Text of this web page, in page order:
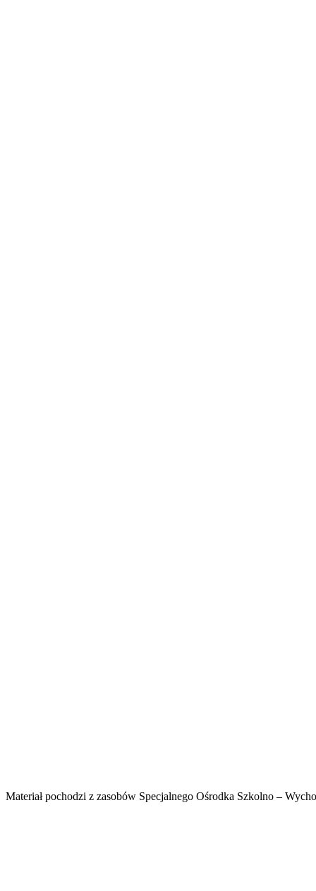
Materiał pochodzi z zasobów Specjalnego Ośrodka Szkolno –